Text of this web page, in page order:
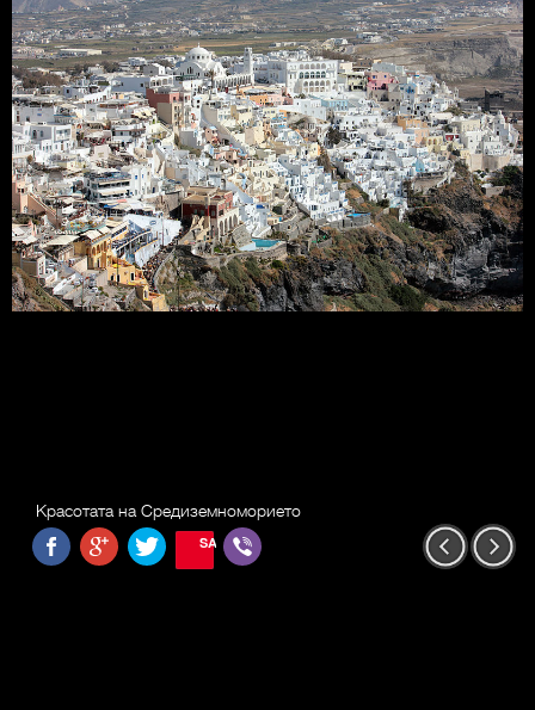
Красотата на Средиземноморието
SAVE